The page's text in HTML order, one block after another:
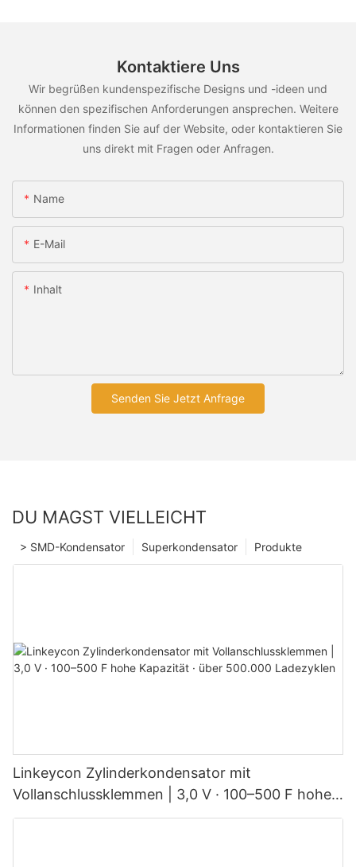
Kontaktiere Uns
Wir begrüßen kundenspezifische Designs und -ideen und
können den spezifischen Anforderungen ansprechen. Weitere
Informationen finden Sie auf der Website, oder kontaktieren Sie
uns direkt mit Fragen oder Anfragen.
Name
E-Mail
Inhalt
Senden Sie Jetzt Anfrage
DU MAGST VIELLEICHT
Produkte
Superkondensator
> SMD-Kondensator
Linkeycon Zylinderkondensator mit
Vollanschlussklemmen | 3,0 V · 100–500 F hohe
Kapazität · über 500.000 Ladezyklen